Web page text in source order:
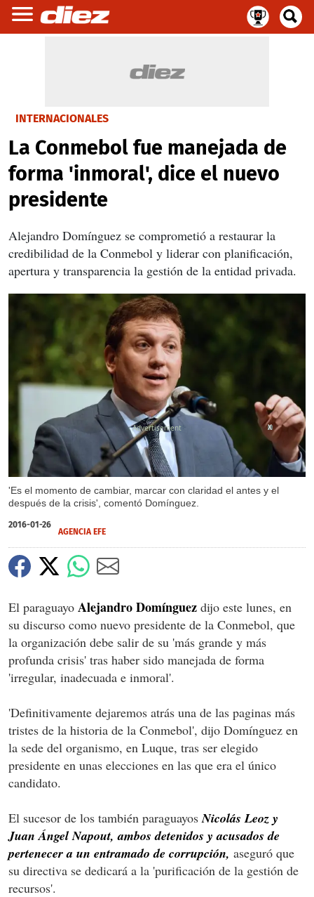
INTERNACIONALES
La Conmebol fue manejada de
forma 'inmoral', dice el nuevo
presidente
Alejandro Domínguez se comprometió a restaurar la
credibilidad de la Conmebol y liderar con planificación,
apertura y transparencia la gestión de la entidad privada.
'Es el momento de cambiar, marcar con claridad el antes y el
después de la crisis', comentó Domínguez.
X
2016-01-26
AGENCIA EFE
El paraguayo Alejandro Domínguez dijo este lunes, en
su discurso como nuevo presidente de la Conmebol, que
la organización debe salir de su 'más grande y más
profunda crisis' tras haber sido manejada de forma
'irregular, inadecuada e inmoral'.
'Definitivamente dejaremos atrás una de las paginas más
tristes de la historia de la Conmebol', dijo Domínguez en
la sede del organismo, en Luque, tras ser elegido
presidente en unas elecciones en las que era el único
candidato.
El sucesor de los también paraguayos Nicolás Leoz y
Juan Ángel Napout, ambos detenidos y acusados de
pertenecer a un entramado de corrupción, aseguró que
su directiva se dedicará a la 'purificación de la gestión de
recursos'.